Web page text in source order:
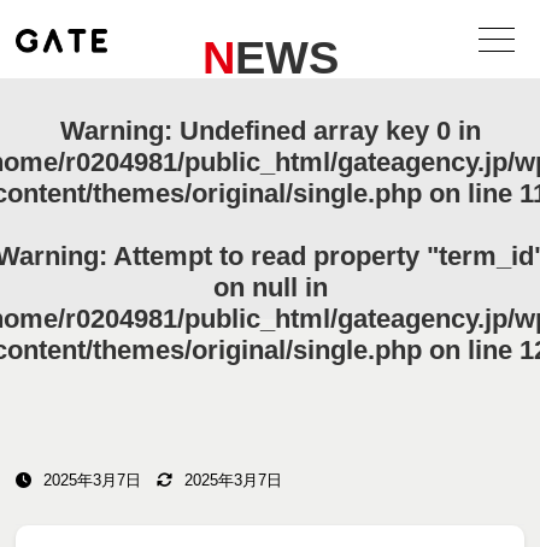
NEWS
Warning: Undefined array key 0 in
r0204981/public_html/gateagency.jp/
themes/original/single.php on line
: Attempt to read property
on null in
r0204981/public_html/gateagency.jp/
themes/original/single.phpon line
2025年3月7日 2025年3月7日